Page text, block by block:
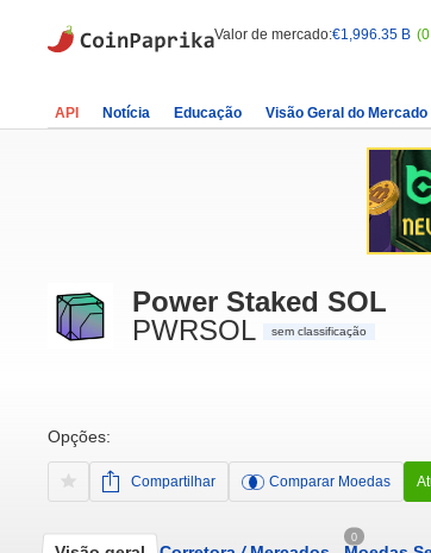
Valor de mercado:€1,996.35 B
API Notícia Educação Visão Geral do Mercado
Power Staked SOL
PWRSOL
sem classificação
Opções:
Compartilhar Comparar Moedas
0